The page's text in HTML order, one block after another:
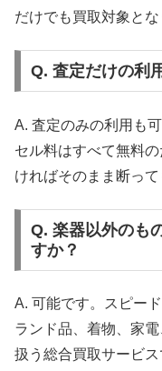
だけでも買取対象とな
Q. 査定だけの利
A. 査定のみの利用も
セル料はすべて無料
ければそのまま断って
Q. 楽器以外のも
すか？
A. 可能です。スピー
ランド品、着物、家
扱う総合買取サービ